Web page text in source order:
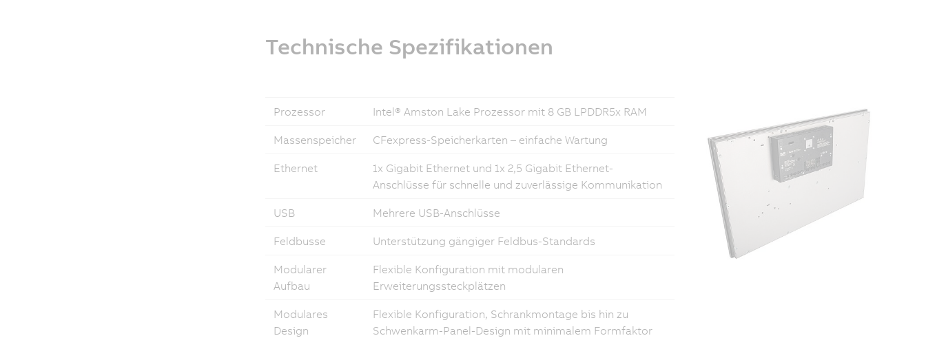
Technische Spezifikationen
Prozessor Intel® Amston Lake Prozessor mit 8 GB LPDDR5x RAM
Massenspeicher CFexpress-Speicherkarten – einfache Wartung
Ethernet
1x Gigabit Ethernet und 1x 2,5 Gigabit Ethernet-
Anschlüsse für schnelle und zuverlässige Kommunikation
USB Mehrere USB-Anschlüsse
Feldbusse Unterstützung gängiger Feldbus-Standards
Modularer
Aufbau
Flexible Konfiguration mit modularen
Erweiterungssteckplätzen
Modulares
Design
Flexible Konfiguration, Schrankmontage bis hin zu
Schwenkarm-Panel-Design mit minimalem Formfaktor